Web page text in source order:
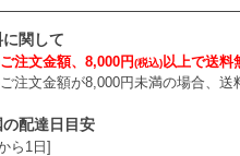
関して
注文金額、8,000円(税込)以上で送料
注文金額が8,000円未満の場合、送
配達日目安
ら1日]